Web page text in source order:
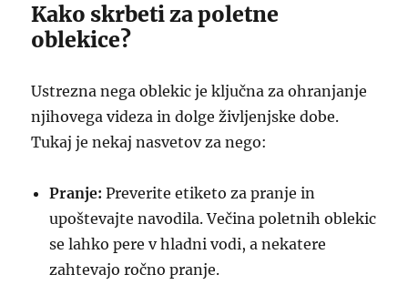
Kako skrbeti za poletne
oblekice?
Ustrezna nega oblekic je ključna za ohranjanje
njihovega videza in dolge življenjske dobe.
Tukaj je nekaj nasvetov za nego:
Pranje: Preverite etiketo za pranje in
upoštevajte navodila. Večina poletnih oblekic
se lahko pere v hladni vodi, a nekatere
zahtevajo ročno pranje.